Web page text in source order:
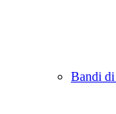
Bandi di